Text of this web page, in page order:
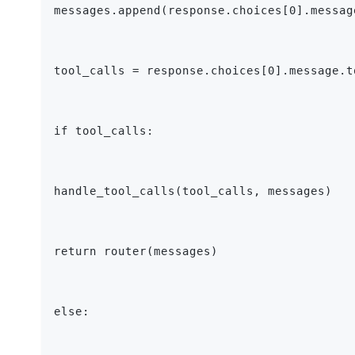
tool_calls =
if tool_calls:
handle_tool_calls(tool_calls, messages)
return router(messages)
else: